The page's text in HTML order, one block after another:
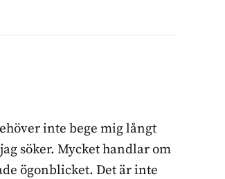
inte bege mig långt
söker. Mycket handlar om
ögonblicket. Det är inte